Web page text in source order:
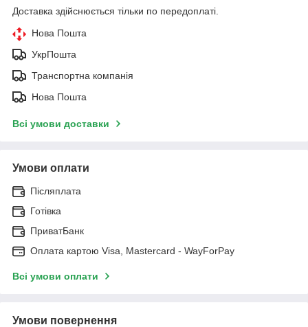
Доставка здійснюється тільки по передоплаті.
Нова Пошта
УкрПошта
Транспортна компанія
Нова Пошта
Всі умови доставки
Умови оплати
Післяплата
Готівка
ПриватБанк
Оплата картою Visa, Mastercard - WayForPay
Всі умови оплати
Умови повернення